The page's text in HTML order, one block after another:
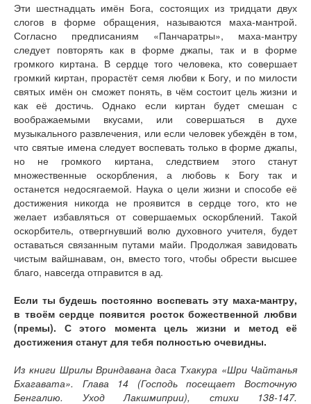
Эти шестнадцать имён Бога, состоящих из тридцати двух
слогов в форме обращения, называются маха-мантрой.
Согласно предписаниям «Панчаратры», маха-мантру
следует повторять как в форме джапы, так и в форме
громкого киртана. В сердце того человека, кто совершает
громкий киртан, прорастёт семя любви к Богу, и по милости
святых имён он сможет понять, в чём состоит цель жизни и
как её достичь. Однако если киртан будет смешан с
воображаемыми вкусами, или совершаться в духе
музыкального развлечения, или если человек убеждён в том,
что святые имена следует воспевать только в форме джапы,
но не громкого киртана, следствием этого станут
множественные оскорбления, а любовь к Богу так и
останется недосягаемой. Наука о цели жизни и способе её
достижения никогда не проявится в сердце того, кто не
желает избавляться от совершаемых оскорблений. Такой
оскорбитель, отвергнувший волю духовного учителя, будет
оставаться связанным путами майи. Продолжая завидовать
чистым вайшнавам, он, вместо того, чтобы обрести высшее
благо, навсегда отправится в ад.
Если ты будешь постоянно воспевать эту маха-мантру,
в твоём сердце появится росток божественной любви
(премы). С этого момента цель жизни и метод её
достижения станут для тебя полностью очевидны.
Из книги Шрилы Вриндавана даса Тхакура «Шри Чайтанья
Бхагавата». Глава 14 (Господь посещает Восточную
Бенгалию. Уход Лакшмиприи), стихи 138-147.